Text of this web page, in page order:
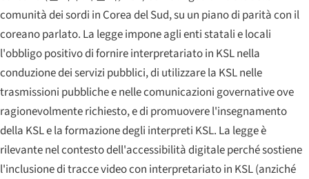
comunità dei sordi in Corea del Sud, su un piano di parità con il
coreano parlato. La legge impone agli enti statali e locali
l'obbligo positivo di fornire interpretariato in KSL nella
conduzione dei servizi pubblici, di utilizzare la KSL nelle
trasmissioni pubbliche e nelle comunicazioni governative ove
ragionevolmente richiesto, e di promuovere l'insegnamento
della KSL e la formazione degli interpreti KSL. La legge è
rilevante nel contesto dell'accessibilità digitale perché sostiene
l'inclusione di tracce video con interpretariato in KSL (anziché